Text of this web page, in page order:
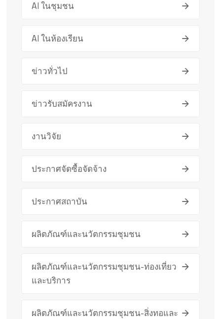
AI ในชุมชน
AI ในห้องเรียน
ข่าวทั่วไป
ข่าวรับสมัครงาน
งานวิจัย
ประกาศจัดซื้อจัดจ้าง
ประกาศสถาบัน
ผลิตภัณฑ์และนวัตกรรมชุมชน
ผลิตภัณฑ์และนวัตกรรมชุมชน-ท่องเที่ยว
และบริการ
ผลิตภัณฑ์และนวัตกรรมชุมชน-สิ่งทอและ